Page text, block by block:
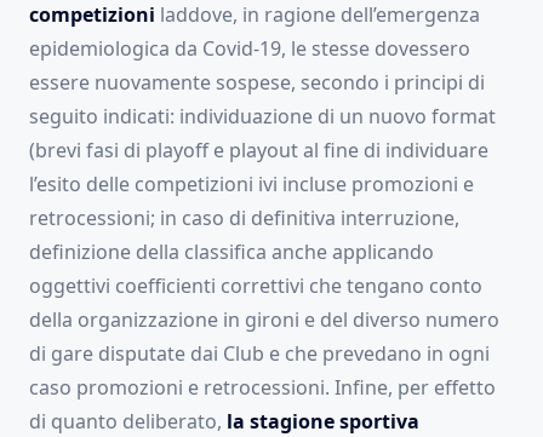
competizioni laddove, in ragione dell’emergenza
epidemiologica da Covid-19, le stesse dovessero
essere nuovamente sospese, secondo i principi di
seguito indicati: individuazione di un nuovo format
(brevi fasi di playoff e playout al fine di individuare
l’esito delle competizioni ivi incluse promozioni e
retrocessioni; in caso di definitiva interruzione,
definizione della classifica anche applicando
oggettivi coefficienti correttivi che tengano conto
della organizzazione in gironi e del diverso numero
di gare disputate dai Club e che prevedano in ogni
caso promozioni e retrocessioni. Infine, per effetto
di quanto deliberato, la stagione sportiva